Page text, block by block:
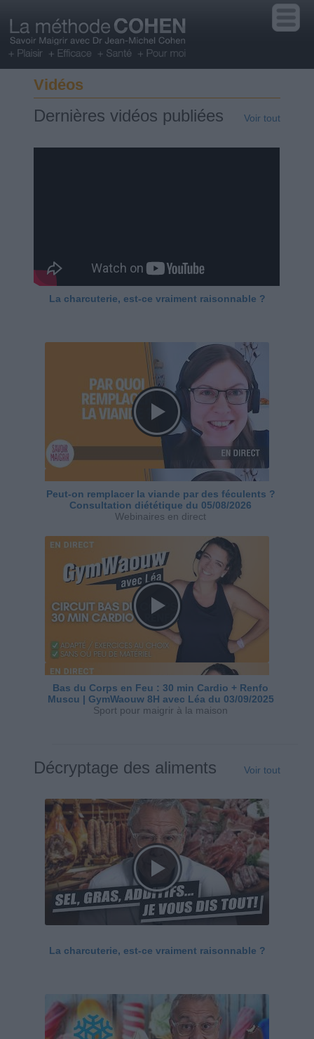
Vidéos
Dernières vidéos publiées Voir tout
La charcuterie, est-ce vraiment raisonnable ?
Peut-on remplacer la viande par des féculents ?
Consultation diététique du 05/08/2026
Webinaires en direct
Bas du Corps en Feu : 30 min Cardio + Renfo
Muscu | GymWaouw 8H avec Léa du 03/09/2025
Sport pour maigrir à la maison
Décryptage des aliments Voir tout
La charcuterie, est-ce vraiment raisonnable ?